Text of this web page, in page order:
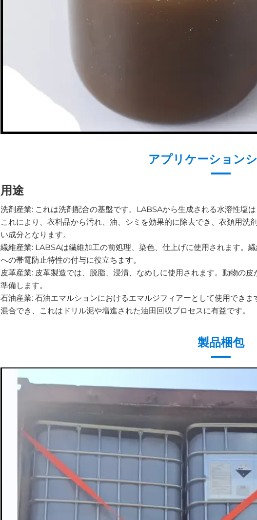
アプリケーション
用途
洗剤産業: これは洗剤配合の基盤です。LABSAから生成される水溶性塩
これにより、衣料品から汚れ、油、シミを効果的に除去でき、衣類用洗
い成分となります。
繊維産業: LABSAは繊維加工の前処理、染色、仕上げに使用されます。
への帯電防止特性の付与に役立ちます。
皮革産業: 皮革製造では、脱脂、浸漬、なめしに使用されます。動物の
準備します。
石油産業: 石油エマルションにおけるエマルジフィアーとして使用でき
混合でき、これはドリル泥や増進された油田回収プロセスに有益です。
製品梱包